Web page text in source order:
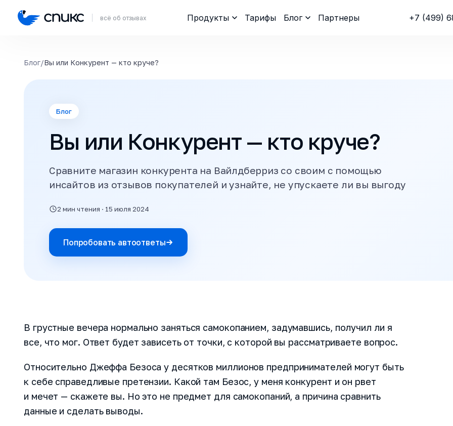
всё об отзывах Продукты Тарифы Блог Партнеры +7 (499)
Блог/Вы или Конкурент — кто круче?
Блог
Вы или Конкурент — кто круче?
Сравните магазин конкурента на Вайлдберриз со своим с помощью
инсайтов из отзывов покупателей и узнайте, не упускаете ли вы выгоду
2 мин чтения · 15 июля 2024
Попробовать автоответы
В грустные вечера нормально заняться самокопанием, задумавшись, получил ли я
все, что мог. Ответ будет зависеть от точки, с которой вы рассматриваете вопрос.
Относительно Джеффа Безоса у десятков миллионов предпринимателей могут быть
к себе справедливые претензии. Какой там Безос, у меня конкурент и он рвет
и мечет — скажете вы. Но это не предмет для самокопаний, а причина сравнить
данные и сделать выводы.